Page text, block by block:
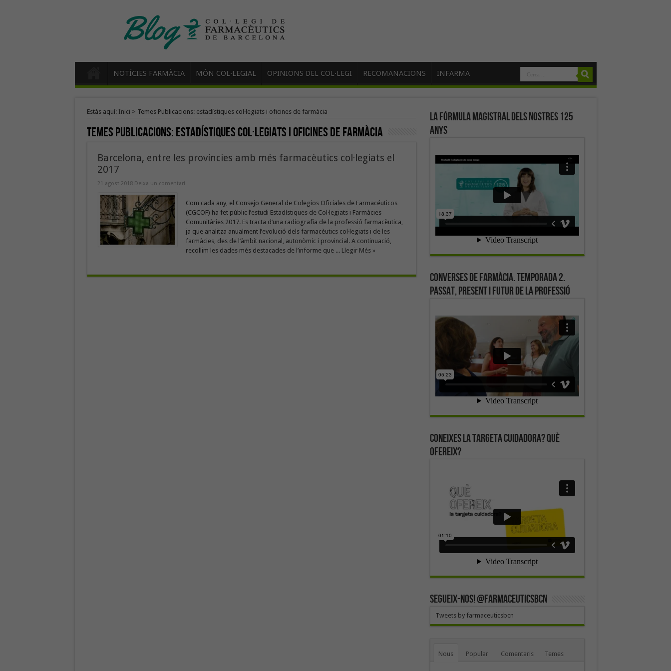
NOTÍCIES FARMÀCIA MÓN COL·LEGIAL OPINIONS DEL COL·LEGI RECOMANACIONS INFARMA
Estàs aquí: Inici > Temes Publicacions: estadístiques col·legiats i oficines de farmàcia
Temes Publicacions:estadístiques col·legiats i oficines de farmàcia
Barcelona, entre les províncies amb més farmacèutics col·legiats el
2017
21 agost 2018 Deixa un comentari
Com cada any, el Consejo General de Colegios Oficiales de Farmacéuticos
(CGCOF) ha fet públic l’estudi Estadístiques de Col·legiats i Farmàcies
Comunitàries 2017. Es tracta d’una radiografia de la professió farmacèutica,
ja que analitza anualment l’evolució dels farmacèutics col·legiats i de les
farmàcies, des de l’àmbit nacional, autonòmic i provincial. A continuació,
recollim les dades més destacades de l’informe que ... Llegir Més »
La fórmula magistral dels nostres 125
anys
Converses de farmàcia. Temporada 2.
Passat, present i futur de la professió
Coneixes la targeta cuidadora? Què
ofereix?
SEGUEIX-NOS! @farmaceuticsbcn
Tweets by farmaceuticsbcn
Nous Popular Comentaris Temes